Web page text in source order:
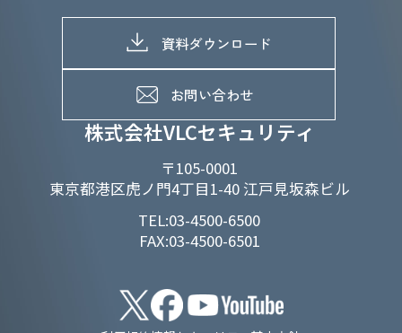
株式会社VLCセキュリティ
〒105-0001
東京都港区虎ノ門4丁目1-40 江戸見坂森ビル
TEL:03-4500-6500
FAX:03-4500-6501
よくあるご質問
SDGs推進体制
D&Iの取り組み
募集職種一覧
メッセージ
メンバーインタビュー
資料ダウンロード
お問い合わせ